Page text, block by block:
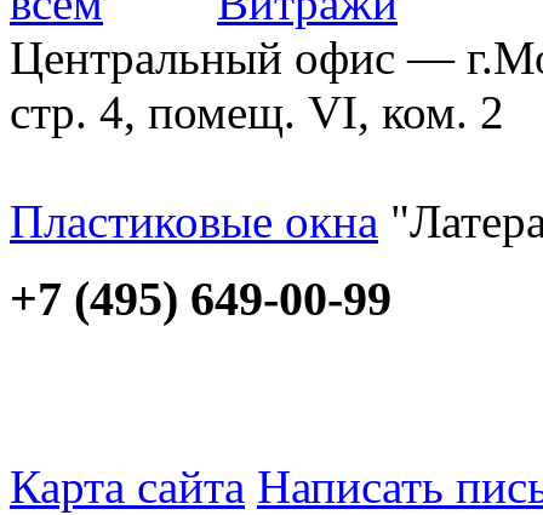
Центральный офис —
стр. 4, помещ. VI, ком. 2
Пластиковые окна
+7 (495) 649-00-99
Карта сайта Написать